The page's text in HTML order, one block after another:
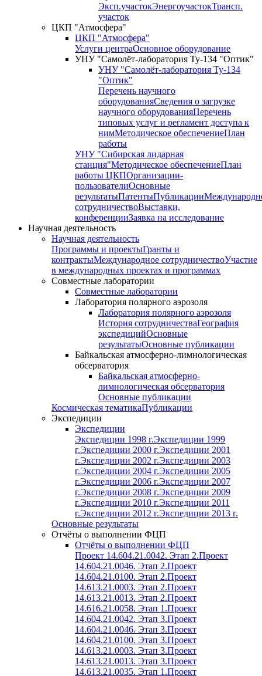
Эксп.участокЭнергоучастокТрансп.
участок
ЦКП "Атмосфера"
ЦКП "Атмосфера"
Услуги центраОсновное оборудование
УНУ "Самолёт-лаборатория Ту-134 "Оптик"
УНУ "Самолёт-лаборатория Ту-134
"Оптик"
Перечень научного
оборудованияСведения о загрузке
научного оборудованияПеречень
типовых услуг и регламент доступа к
нимМетодическое обеспечениеПлан
работы
УНУ "Сибирская лидарная
станция"Методическое обеспечениеПлан
работы ЦКПОрганизации-
пользователиОсновные
результатыПатентыПубликации
сотрудничествоВыставки,
конференцииЗаявка на исследование
Научная деятельность
Научная деятельность
Программы и проектыГранты и
контрактыМеждународное сотрудничествоУчастие
в международных проектах и программах
Совместные лаборатории
Совместные лаборатории
Лаборатория полярного аэрозоля
Лаборатория полярного аэрозоля
История сотрудничестваГеография
экспедицийОсновные
результатыОсновные публикации
Байкальская атмосферно-лимнологическая
обсерватория
Байкальская атмосферно-
лимнологическая обсерватория
Основные публикации
Космическая тематикаПубликации
Экспедиции
Экспедиции
Экспедиции 1998 г.Экспедиции 1999
г.Экспедиции 2000 г.Экспедиции 2001
г.Экспедиции 2002 г.Экспедиции 2003
г.Экспедиции 2004 г.Экспедиции 2005
г.Экспедиции 2006 г.Экспедиции 2007
г.Экспедиции 2008 г.Экспедиции 2009
г.Экспедиции 2010 г.Экспедиции 2011
г.Экспедиции 2012 г.Экспедиции 2013 г.
Основные результаты
Отчёты о выполнении ФЦП
Отчёты о выполнении ФЦП
Проект 14.604.21.0042. Этап 2.Проект
14.604.21.0046. Этап 2.Проект
14.604.21.0100. Этап 2.Проект
14.613.21.0003. Этап 2.Проект
14.613.21.0013. Этап 2.Проект
14.616.21.0058. Этап 1.Проект
14.604.21.0042. Этап 3.Проект
14.604.21.0046. Этап 3.Проект
14.604.21.0100. Этап 3.Проект
14.613.21.0003. Этап 3.Проект
14.613.21.0013. Этап 3.Проект
14.613.21.0035. Этап 1.Проект